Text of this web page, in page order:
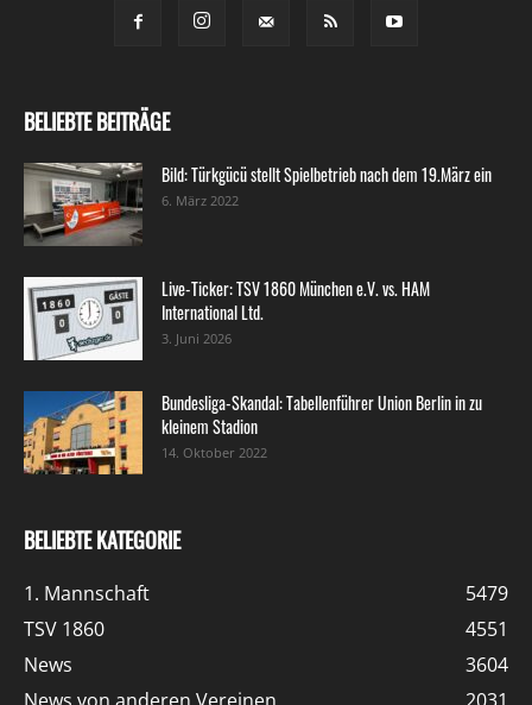
BELIEBTE BEITRÄGE
Bild: Türkgücü stellt Spielbetrieb nach dem 19.März ein
6. März 2022
Live-Ticker: TSV 1860 München e.V. vs. HAM
International Ltd.
3. Juni 2026
Bundesliga-Skandal: Tabellenführer Union Berlin in zu
kleinem Stadion
14. Oktober 2022
BELIEBTE KATEGORIE
1. Mannschaft
5479
TSV 1860
4551
News
3604